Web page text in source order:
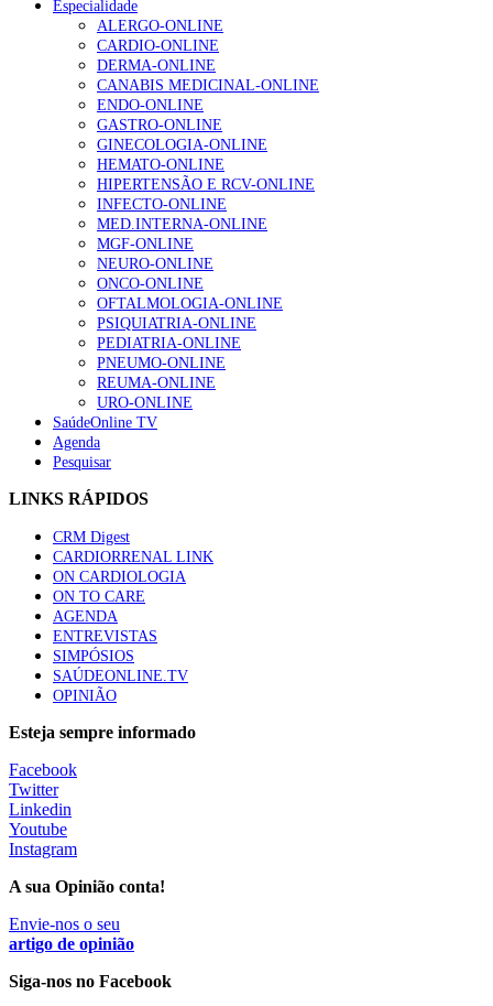
Enfermagem Forense. “Da urgência ao tribunal, cada
gesto conta e cada profissional faz a diferença”
203 visualizações
1.º Episódio do Podcast “Frequência Cardio – Sintoniza-
te na Insuficiência Cardíaca” da Bayer
169 visualizações
Alguns milhares de utentes podem ficar sem médico de
família com nova regras do registo, alerta associação
132 visualizações
“Os programas de rastreio do cancro do pulmão são
custo-efetivos e representam um investimento
sustentável para os sistemas de saúde”
93 visualizações
Quase quatro em cada dez doentes com enfarte
87 visualizações
Trodelvy aprovado para primeira linha no cancro da
mama triplo negativo metastático em doentes não
elegíveis para inibidores PD-(L)1
61 visualizações
MAIS NOTÍCIAS
Quase 11.900 jovens recorreram aos cheques psicólogo e
nutricionista no primeiro mês
7 Ago, 2026
ULS de Coimbra estreia cirurgia endoscópica do ouvido com
apoio robótico em Portugal
7 Ago, 2026 0 Comments
Especialidade
ALERGO-ONLINE
CARDIO-ONLINE
DERMA-ONLINE
CANABIS MEDICINAL-ONLINE
ENDO-ONLINE
GASTRO-ONLINE
GINECOLOGIA-ONLINE
HEMATO-ONLINE
HIPERTENSÃO E RCV-ONLINE
INFECTO-ONLINE
MED.INTERNA-ONLINE
MGF-ONLINE
NEURO-ONLINE
ONCO-ONLINE
OFTALMOLOGIA-ONLINE
PSIQUIATRIA-ONLINE
PEDIATRIA-ONLINE
PNEUMO-ONLINE
REUMA-ONLINE
URO-ONLINE
SaúdeOnline TV
Agenda
Pesquisar
LINKS RÁPIDOS
CRM Digest
CARDIORRENAL LINK
ON CARDIOLOGIA
ON TO CARE
AGENDA
ENTREVISTAS
SIMPÓSIOS
SAÚDEONLINE.TV
OPINIÃO
Esteja sempre informado
Facebook
Twitter
Linkedin
Youtube
Instagram
A sua Opinião conta!
Envie-nos o seu
artigo de opinião
Siga-nos no Facebook